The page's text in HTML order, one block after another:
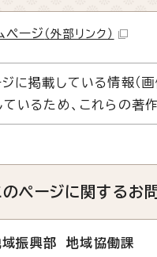
ページ （外部リンク）
ジに掲載している情報（
ているため、これらの著
のページに関するお
域振興部 地域協働課